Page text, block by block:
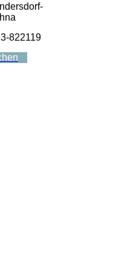
822119